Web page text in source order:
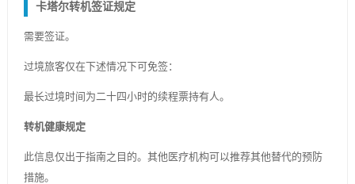
卡塔尔转机签证规定
需要签证。
过境旅客仅在下述情况下可免签：
最长过境时间为二十四小时的续程票持有人。
转机健康规定
此信息仅出于指南之目的。其他医疗机构可以推荐其他替代的预防
措施。